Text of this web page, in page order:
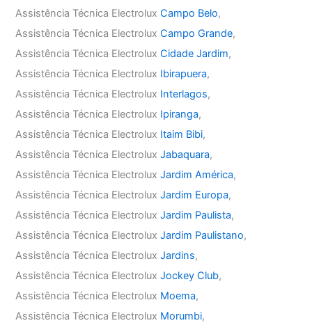
Assistência Técnica ElectroluxCampo Belo,
Assistência Técnica ElectroluxCampo Grande,
Assistência Técnica ElectroluxCidade Jardim,
Assistência Técnica Electrolux Ibirapuera,
Assistência Técnica Electrolux Interlagos,
Assistência Técnica Electrolux Ipiranga,
Assistência Técnica Electrolux Itaim Bibi,
Assistência Técnica ElectroluxJabaquara,
Assistência Técnica ElectroluxJardim América,
Assistência Técnica ElectroluxJardim Europa,
Assistência Técnica ElectroluxJardim Paulista,
Assistência Técnica ElectroluxJardim Paulistano,
Assistência Técnica ElectroluxJardins,
Assistência Técnica ElectroluxJockey Club,
Assistência Técnica Electrolux Moema,
Assistência Técnica Electrolux Morumbi,